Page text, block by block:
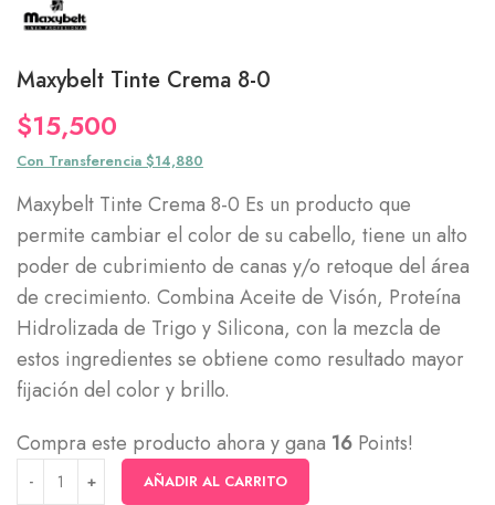
Maxybelt Tinte Crema 8-0
$15,500
Con Transferencia $14,880
Maxybelt Tinte Crema 8-0 Es un producto que
permite cambiar el color de su cabello, tiene un alto
poder de cubrimiento de canas y/o retoque del área
de crecimiento. Combina Aceite de Visón, Proteína
Hidrolizada de Trigo y Silicona, con la mezcla de
estos ingredientes se obtiene como resultado mayor
fijación del color y brillo.
Compra este producto ahora y gana 16 Points!
AÑADIR AL CARRITO